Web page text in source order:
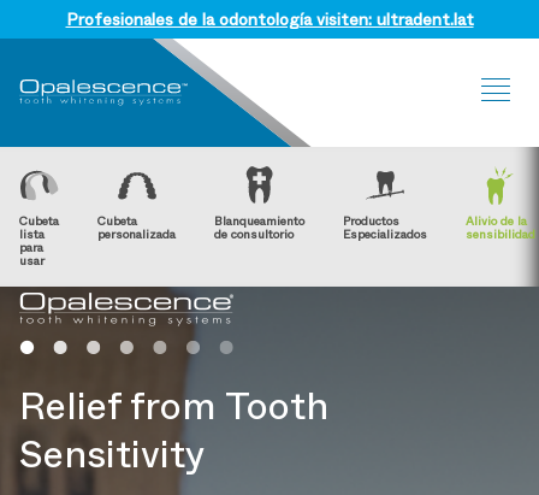
Profesionales de la odontología visiten: ultradent.lat
Cubeta
lista
para
usar
Cubeta
personalizada
Blanqueamiento
de consultorio
Productos
Especializados
Alivio de la
sensibilidad
Relief from Tooth
Sensitivity